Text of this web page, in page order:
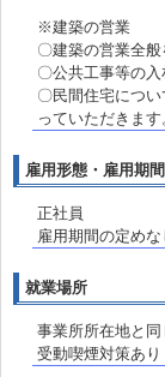
※建築の営業
〇建築の営業全
〇公共工事等の
〇民間住宅につ
っていただきます
雇用形態・雇用期間
正社員
雇用期間の定めな
就業場所
事業所所在地と同
受動喫煙対策あり